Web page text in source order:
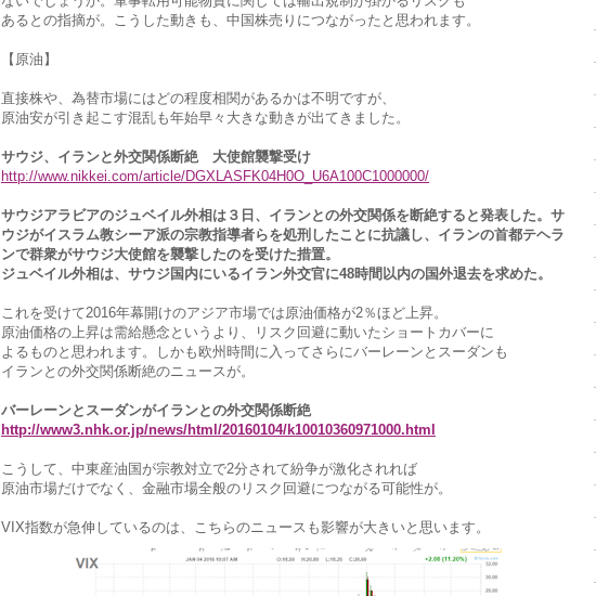
あるとの指摘が。こうした動きも、中国株売りにつながったと思われます。
【原油】
直接株や、為替市場にはどの程度相関があるかは不明ですが、
原油安が引き起こす混乱も年始早々大きな動きが出てきました。
サウジ、イランと外交関係断絶 大使館襲撃受け
http://www.nikkei.com/article/DGXLASFK04H0O_U6A100C1000000/
サウジアラビアのジュベイル外相は３日、イランとの外交関係を断絶すると発表した。サ
ウジがイスラム教シーア派の宗教指導者らを処刑したことに抗議し、イランの首都テヘラ
ンで群衆がサウジ大使館を襲撃したのを受けた措置。
ジュベイル外相は、サウジ国内にいるイラン外交官に48時間以内の国外退去を求めた。
これを受けて2016年幕開けのアジア市場では原油価格が2％ほど上昇。
原油価格の上昇は需給懸念というより、リスク回避に動いたショートカバーに
よるものと思われます。しかも欧州時間に入ってさらにバーレーンとスーダンも
イランとの外交関係断絶のニュースが。
バーレーンとスーダンがイランとの外交関係断絶
http://www3.nhk.or.jp/news/html/20160104/k10010360971000.html
こうして、中東産油国が宗教対立で2分されて紛争が激化されれば
原油市場だけでなく、金融市場全般のリスク回避につながる可能性が。
VIX指数が急伸しているのは、こちらのニュースも影響が大きいと思います。